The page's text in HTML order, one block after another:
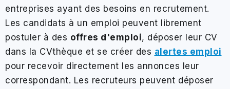
entreprises ayant des besoins en recrutement.
Les candidats à un emploi peuvent librement
postuler à des offres d'emploi, déposer leur CV
dans la CVthèque et se créer des alertes emploi
pour recevoir directement les annonces leur
correspondant. Les recruteurs peuvent déposer